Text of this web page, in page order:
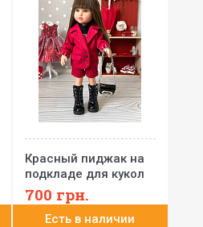
Красный пиджак на
подкладе для кукол
Paola Reina / Catalina
32 см
700 грн.
Есть в наличии